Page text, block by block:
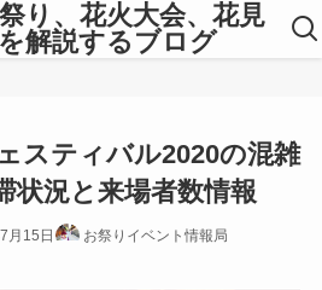
り、花火大会、花見
解説するブログ
スティバル2020の混雑
状況と来場者数情報
月15日 お祭りイベント情報局